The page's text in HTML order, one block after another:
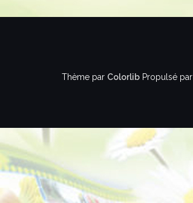
Thème par Colorlib Propulsé par